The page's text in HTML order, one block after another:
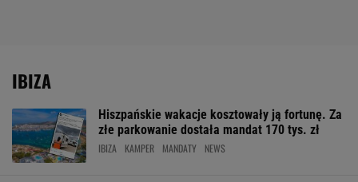
IBIZA
Hiszpańskie wakacje kosztowały ją fortunę. Za
złe parkowanie dostała mandat 170 tys. zł
IBIZA KAMPER MANDATY NEWS